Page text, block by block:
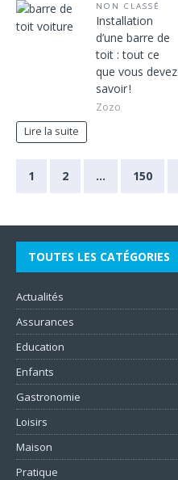
NON CLASSÉ
Installation
d’une barre de
toit : tout ce
que vous devez
savoir !
Zozo
Lire la suite
1 2 … 150
TOUTES LES CATÉGORIES
Actualités
Assurances
Education
Enfants
Gastronomie
Loisirs
Maison
Pratique